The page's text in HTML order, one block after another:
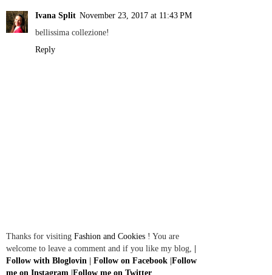
Ivana Split November 23, 2017 at 11:43 PM
bellissima collezione!
Reply
Thanks for visiting Fashion and Cookies ! You are
welcome to leave a comment and if you like my blog, |
Follow with Bloglovin | Follow on Facebook |Follow
me on Instagram |Follow me on Twitter